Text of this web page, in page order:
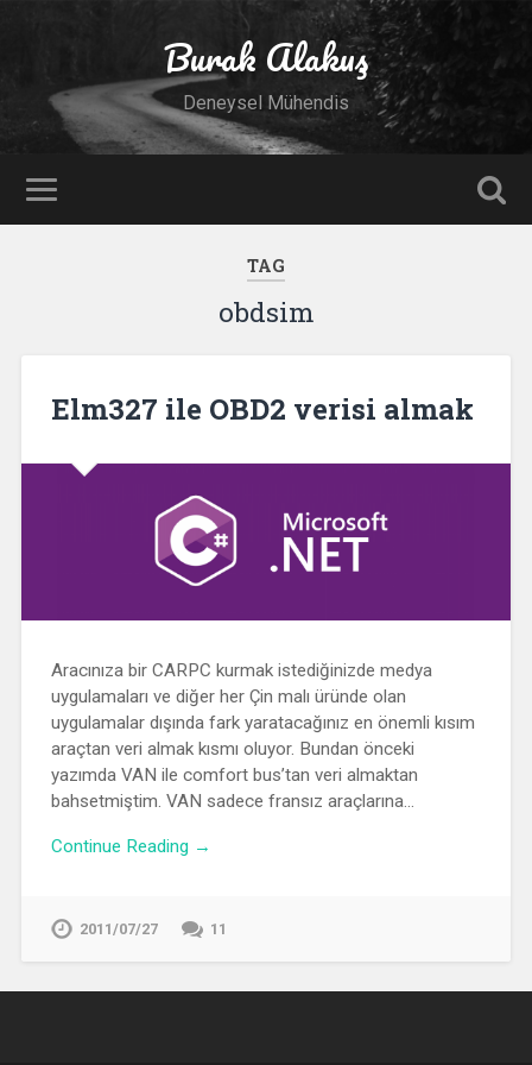
Burak Alakuş
Deneysel Mühendis
TAG
obdsim
Elm327 ile OBD2 verisi almak
Aracınıza bir CARPC kurmak istediğinizde medya
uygulamaları ve diğer her Çin malı üründe olan
uygulamalar dışında fark yaratacağınız en önemli kısım
araçtan veri almak kısmı oluyor. Bundan önceki
yazımda VAN ile comfort bus’tan veri almaktan
bahsetmiştim. VAN sadece fransız araçlarına…
Continue Reading →
2011/07/27 11